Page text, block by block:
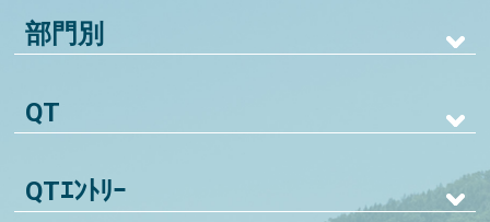
部門別
QT
QTｴﾝﾄﾘｰ